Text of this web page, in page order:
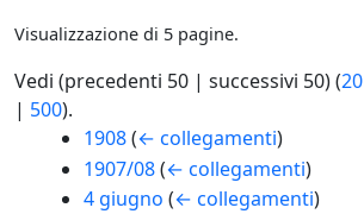
Visualizzazione di 5 pagine.
Vedi (precedenti 50 | successivi 50) (20
| 500).
1908 (← collegamenti)
1907/08 (← collegamenti)
4 giugno (← collegamenti)